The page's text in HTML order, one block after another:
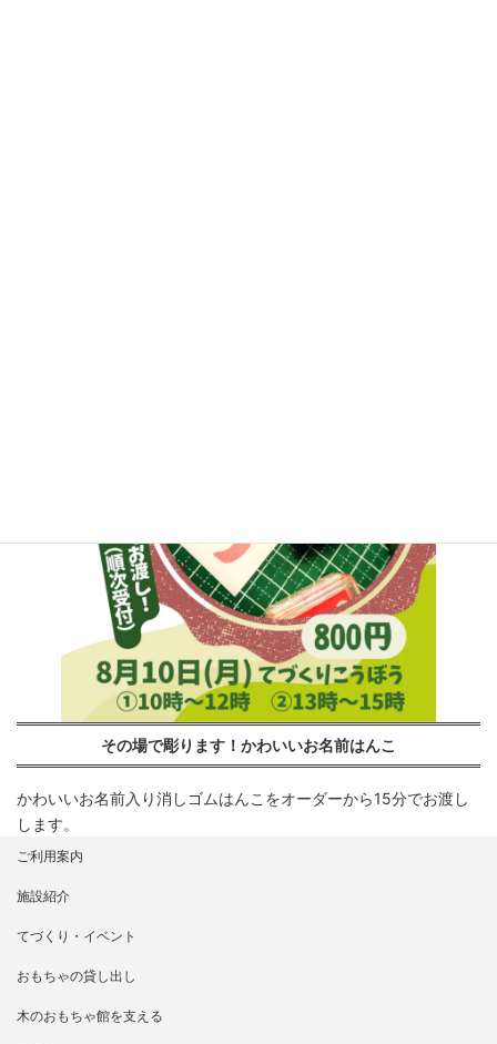
その場で彫ります！かわいいお名前はんこ
かわいいお名前入り消しゴムはんこをオーダーから15分でお渡し
します。
ご利用案内
施設紹介
てづくり・イベント
おもちゃの貸し出し
木のおもちゃ館を支える